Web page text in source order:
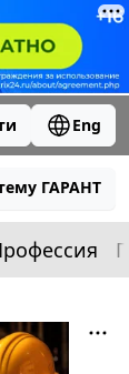
Eng
ГАРАНТ